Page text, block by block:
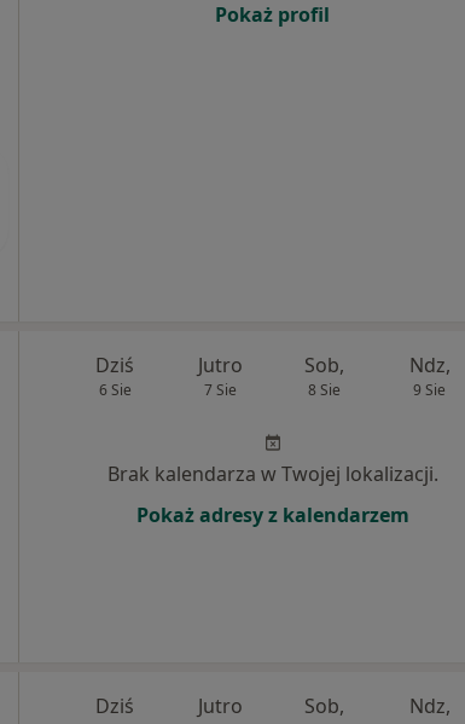
Pokaż profil
Dziś
6 Sie
Jutro
7 Sie
Sob,
8 Sie
Ndz,
9 Sie
Brak kalendarza w Twojej lokalizacji.
Pokaż adresy z kalendarzem
Dziś Jutro Sob, Ndz,